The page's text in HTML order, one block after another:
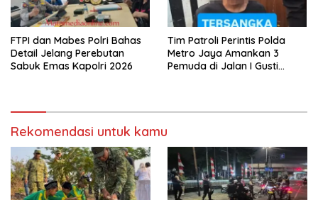
FTPI dan Mabes Polri Bahas
Detail Jelang Perebutan
Sabuk Emas Kapolri 2026
Tim Patroli Perintis Polda
Metro Jaya Amankan 3
Pemuda di Jalan I Gusti
Rekomendasi untuk kamu